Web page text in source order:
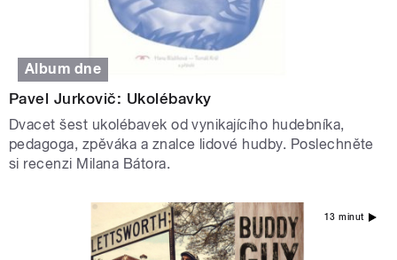
Album dne
Pavel Jurkovič: Ukolébavky
Dvacet šest ukolébavek od vynikajícího hudebníka,
pedagoga, zpěváka a znalce lidové hudby. Poslechněte
si recenzi Milana Bátora.
13 minut